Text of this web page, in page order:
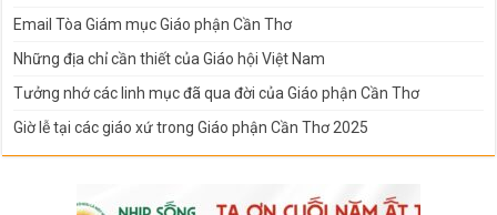
Email Tòa Giám mục Giáo phận Cần Thơ
Những địa chỉ cần thiết của Giáo hội Việt Nam
Tưởng nhớ các linh mục đã qua đời của Giáo phận Cần Thơ
Giờ lễ tại các giáo xứ trong Giáo phận Cần Thơ 2025